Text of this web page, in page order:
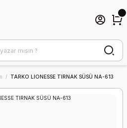
TARKO LIONESSE TIRNAK SÜSÜ NA-613